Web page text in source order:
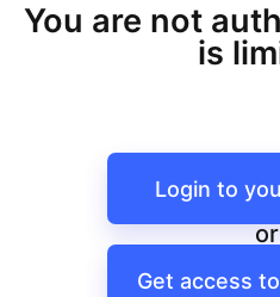
You are not
is
Login to
or
Get access